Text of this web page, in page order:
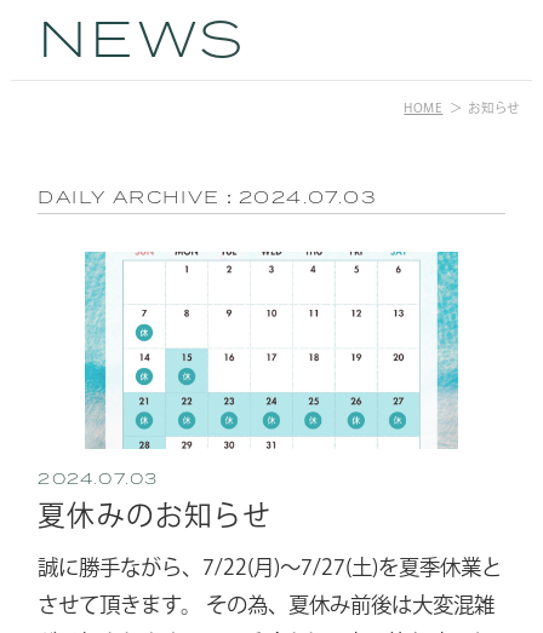
NEWS
HOME お知らせ
DAILY ARCHIVE： 2024.07.03
2024.07.03
夏休みのお知らせ
誠に勝手ながら、7/22(月)〜7/27(土)を夏季休業と
させて頂きます。 その為、夏休み前後は大変混雑